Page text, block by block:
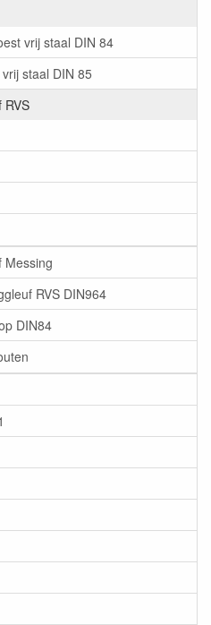
vrij staal DIN 84
staal DIN 85
RVS
Messing
RVS DIN964
DIN84